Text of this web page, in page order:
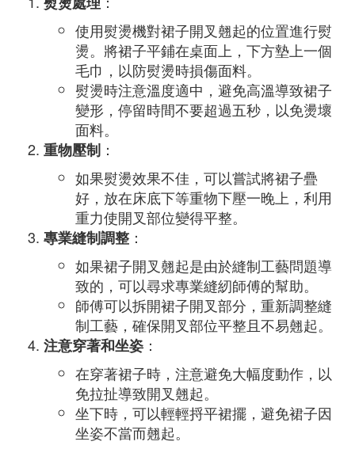
使用熨燙機對裙子開叉翹起的位置進行熨
燙。將裙子平鋪在桌面上，下方墊上一個
毛巾，以防熨燙時損傷面料。
熨燙時注意溫度適中，避免高溫導致裙子
變形，停留時間不要超過五秒，以免燙壞
面料。
重物壓制 ：
如果熨燙效果不佳，可以嘗試將裙子疊
好，放在床底下等重物下壓一晚上，利用
重力使開叉部位變得平整。
專業縫制調整 ：
如果裙子開叉翹起是由於縫制工藝問題導
致的，可以尋求專業縫紉師傅的幫助。
師傅可以拆開裙子開叉部分，重新調整縫
制工藝，確保開叉部位平整且不易翹起。
注意穿著和坐姿 ：
在穿著裙子時，注意避免大幅度動作，以
免拉扯導致開叉翹起。
坐下時，可以輕輕捋平裙擺，避免裙子因
坐姿不當而翹起。